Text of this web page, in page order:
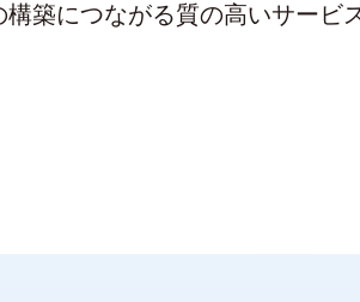
築につながる質の高いサービ